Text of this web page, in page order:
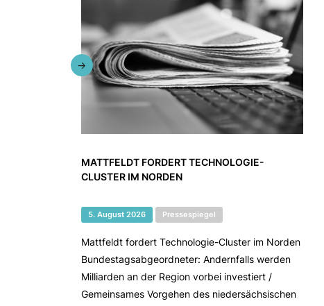
MATTFELDT FORDERT TECHNOLOGIE-
CLUSTER IM NORDEN
5. August 2026 Pressespiegel
Mattfeldt fordert Technologie-Cluster im Norden
Bundestagsabgeordneter: Andernfalls werden
Milliarden an der Region vorbei investiert /
Gemeinsames Vorgehen des niedersächsischen